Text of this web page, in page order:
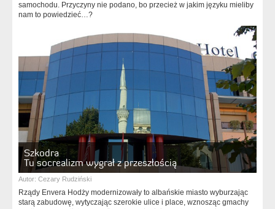
samochodu. Przyczyny nie podano, bo przecież w jakim języku mieliby
nam to powiedzieć…?
Szkodra
Tu socrealizm wygrał z przeszłością
Autor: Cezary Rudziński
Rządy Envera Hodży modernizowały to albańskie miasto wyburzając
starą zabudowę, wytyczając szerokie ulice i place, wznosząc gmachy